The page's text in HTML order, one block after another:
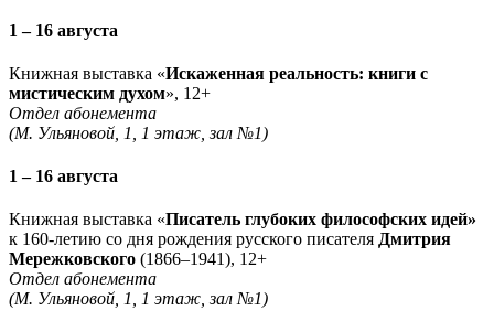
1 – 16 августа
Книжная выставка «Искаженная реальность: книги с
мистическим духом», 12+
Отдел абонемента
(М. Ульяновой, 1, 1 этаж, зал №1)
1 – 16 августа
Книжная выставка «Писатель глубоких философских идей»
к 160-летию со дня рождения русского писателя Дмитрия
Мережковского (1866–1941), 12+
Отдел абонемента
(М. Ульяновой, 1, 1 этаж, зал №1)